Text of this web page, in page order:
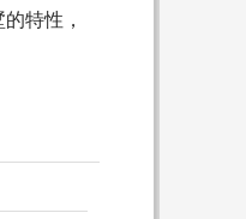
特性，